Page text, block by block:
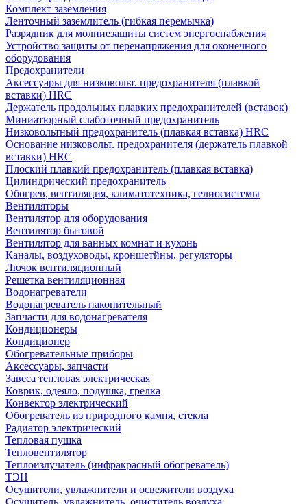
Комплект заземления
Ленточный заземлитель (гибкая перемычка)
Разрядник для молниезащиты систем энергоснабжения
Устройство защиты от перенапряжения для оконечного
оборудования
Предохранители
Аксессуары для низковольт. предохранителя (плавкой
вставки) HRC
Держатель продольных плавких предохранителей (вставок)
Миниатюрный слаботочный предохранитель
Низковольтный предохранитель (плавкая вставка) HRC
Основание низковольт. предохранителя (держатель плавкой
вставки) HRC
Плоский плавкий предохранитель (плавкая вставка)
Цилиндрический предохранитель
Обогрев, вентиляция, климатотехника, гелиосистемы
Вентиляторы
Вентилятор для оборудования
Вентилятор бытовой
Вентилятор для ванных комнат и кухонь
Каналы, воздуховоды, кроншетйны, регуляторы
Лючок вентиляционный
Решетка вентиляционная
Водонагреватели
Водонагреватель накопительный
Запчасти для водонагревателя
Кондиционеры
Кондиционер
Обогревательные приборы
Аксессуары, запчасти
Завеса тепловая электрическая
Коврик, одеяло, подушка, грелка
Конвектор электрический
Обогреватель из природного камня, стекла
Радиатор электрический
Тепловая пушка
Тепловентилятор
Теплоизлучатель (инфракрасный обогреватель)
ТЭН
Осушители, увлажнители и освежители воздуха
Осушитель, увлажнитель, очиститель воздуха